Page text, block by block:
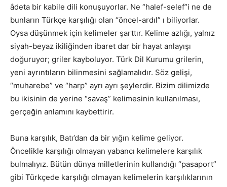
âdeta bir kabile dili konuşuyorlar. Ne “halef-selef”i ne de
bunların Türkçe karşılığı olan “öncel-ardıl” ı biliyorlar.
Oysa düşünmek için kelimeler şarttır. Kelime azlığı, yalnız
siyah-beyaz ikiliğinden ibaret dar bir hayat anlayışı
doğuruyor; griler kayboluyor. Türk Dil Kurumu grilerin,
yeni ayrıntıların bilinmesini sağlamalıdır. Söz gelişi,
“muharebe” ve “harp” ayrı ayrı şeylerdir. Bizim dilimizde
bu ikisinin de yerine “savaş” kelimesinin kullanılması,
gerçeğin anlamını kaybettirir.
Buna karşılık, Batı’dan da bir yığın kelime geliyor.
Öncelikle karşılığı olmayan yabancı kelimelere karşılık
bulmalıyız. Bütün dünya milletlerinin kullandığı “pasaport”
gibi Türkçede karşılığı olmayan kelimelerin karşılıklarının